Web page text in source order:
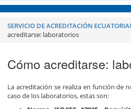
SERVICIO DE ACREDITACIÓN
acreditarse: laboratorios
Cómo acreditarse:
La acreditación se realiza en función de
caso de los laboratorios, estas son: